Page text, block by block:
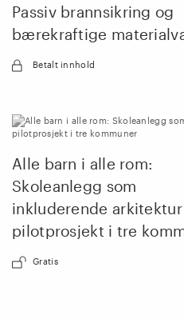
Passiv brannsikring og
bærekraftige
Betalt innhold
Alle barn i alle rom:
Skoleanlegg som
inkluderende
pilotprosjekt i tre
Gratis